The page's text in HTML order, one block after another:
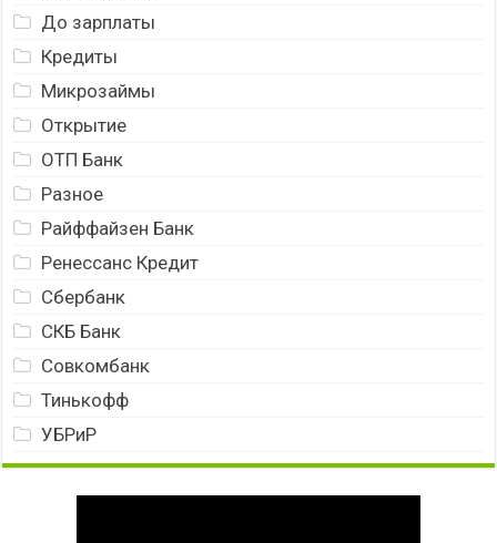
До зарплаты
Кредиты
Микрозаймы
Открытие
ОТП Банк
Разное
Райффайзен Банк
Ренессанс Кредит
Сбербанк
СКБ Банк
Совкомбанк
Тинькофф
УБРиР